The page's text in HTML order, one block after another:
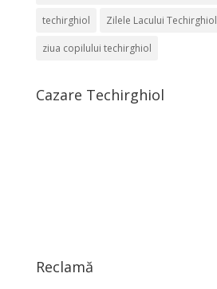
techirghiol Zilele Lacului Techirghiol
ziua copilului techirghiol
Cazare Techirghiol
Reclamă